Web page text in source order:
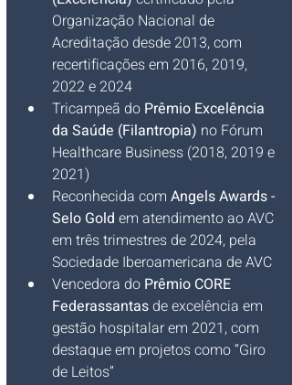
Organização Nacional de
Acreditação desde 2013, com
recertificações em 2016, 2019,
2022 e 2024
Tricampeã do Prêmio Excelência
da Saúde (Filantropia) no Fórum
Healthcare Business (2018, 2019 e
2021)
Reconhecida com Angels Awards -
Selo Gold em atendimento ao AVC
em três trimestres de 2024, pela
Sociedade Iberoamericana de AVC
Vencedora do Prêmio CORE
Federassantas de excelência em
gestão hospitalar em 2021, com
destaque em projetos como “Giro
de Leitos”